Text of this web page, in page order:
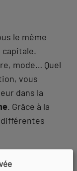
le même
mode… Quel
vous
dans la
. Grâce à la